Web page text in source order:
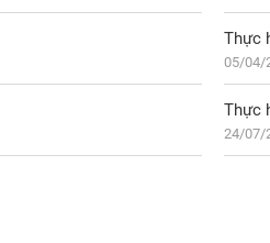
Thực
05/04/
Thực
24/07/